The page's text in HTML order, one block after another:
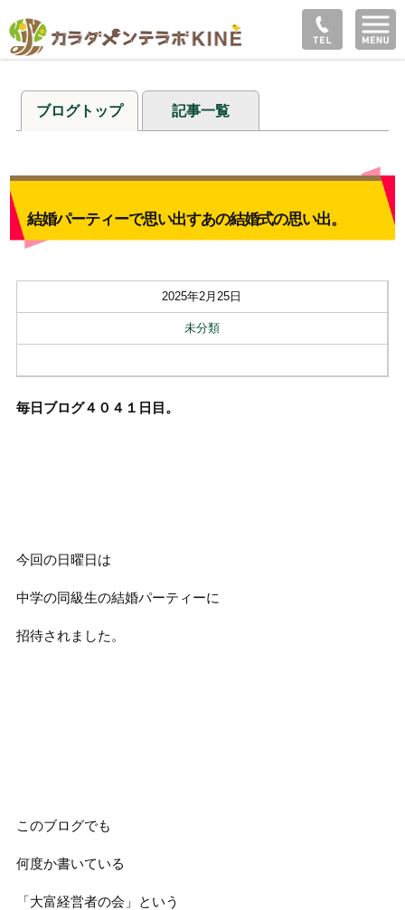
ブログトップ 記事一覧
結婚パーティーで思い出すあの結婚式の思い出。
2025年2月25日
未分類
毎日ブログ４０４１ 日目。
今回の日曜日は
中学の同級生の結婚パーティーに
招待されました。
このブログでも
何度か書いている
「大富経営者の会」という